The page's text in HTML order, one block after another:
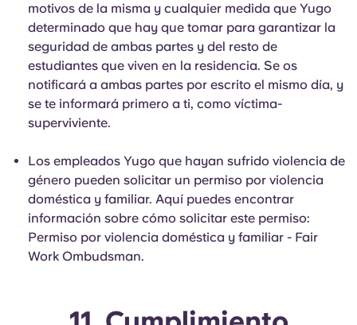
motivos de la misma y cualquier medida que Yugo
determinado que hay que tomar para garantizar la
seguridad de ambas partes y del resto de
estudiantes que viven en la residencia. Se os
notificará a ambas partes por escrito el mismo día, y
se te informará primero a ti, como víctima-
superviviente.
Los empleados Yugo que hayan sufrido violencia de
género pueden solicitar un permiso por violencia
doméstica y familiar. Aquí puedes encontrar
información sobre cómo solicitar este permiso:
Permiso por violencia doméstica y familiar - Fair
Work Ombudsman.